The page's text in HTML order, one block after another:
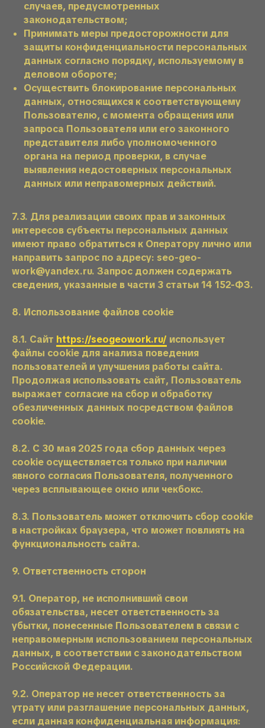
случаев, предусмотренных
законодательством;
Принимать меры предосторожности для
защиты конфиденциальности персональных
данных согласно порядку, используемому в
деловом обороте;
Осуществить блокирование персональных
данных, относящихся к соответствующему
Пользователю, с момента обращения или
запроса Пользователя или его законного
представителя либо уполномоченного
органа на период проверки, в случае
выявления недостоверных персональных
данных или неправомерных действий.
7.3. Для реализации своих прав и законных
интересов субъекты персональных данных
имеют право обратиться к Оператору лично или
направить запрос по адресу: seo-geo-
work@yandex.ru. Запрос должен содержать
сведения, указанные в части 3 статьи 14 152-ФЗ.
8. Использование файлов cookie
8.1. Сайт https://seogeowork.ru/ использует
файлы cookie для анализа поведения
пользователей и улучшения работы сайта.
Продолжая использовать сайт, Пользователь
выражает согласие на сбор и обработку
обезличенных данных посредством файлов
cookie.
8.2. С 30 мая 2025 года сбор данных через
cookie осуществляется только при наличии
явного согласия Пользователя, полученного
через всплывающее окно или чекбокс.
8.3. Пользователь может отключить сбор cookie
в настройках браузера, что может повлиять на
функциональность сайта.
9. Ответственность сторон
9.1. Оператор, не исполнивший свои
обязательства, несет ответственность за
убытки, понесенные Пользователем в связи с
неправомерным использованием персональных
данных, в соответствии с законодательством
Российской Федерации.
9.2. Оператор не несет ответственность за
утрату или разглашение персональных данных,
если данная конфиденциальная информация: